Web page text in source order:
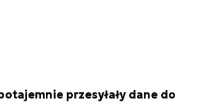
przesyłały dane do